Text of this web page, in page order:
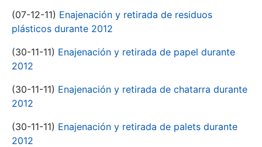
(07-12-11) Enajenación y retirada de residuos
plásticos durante 2012
(30-11-11) Enajenación y retirada de papel durante
2012
(30-11-11) Enajenación y retirada de chatarra durante
2012
(30-11-11) Enajenación y retirada de palets durante
2012